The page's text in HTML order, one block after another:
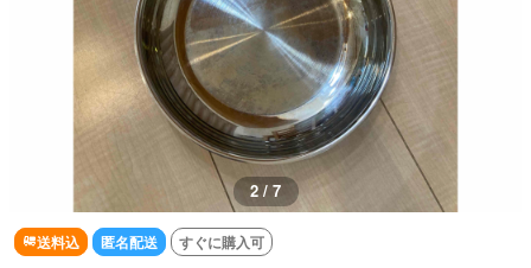
3 / 7
送料込 匿名配送 すぐに購入可